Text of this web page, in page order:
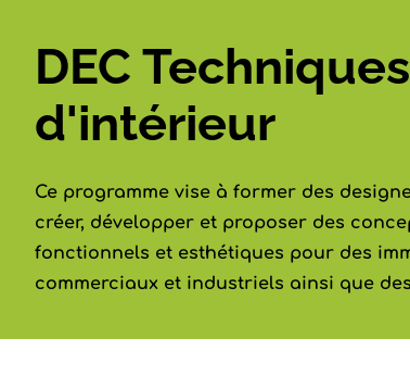
DEC
d'intérieur
Ce programme vise à former des
créer, développer et proposer des
fonctionnels et esthétiques pour des
commerciaux et industriels ainsi que